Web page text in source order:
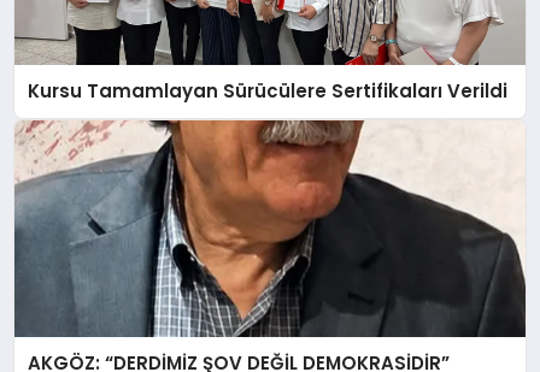
Kursu Tamamlayan Sürücülere Sertifikaları Verildi
AKGÖZ: “DERDİMİZ ŞOV DEĞİL DEMOKRASİDİR”